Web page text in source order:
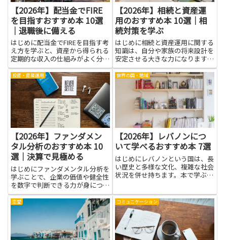
【2026年】配当金でFIRE
を目指すおすすめ本 10選
｜退職後に備える
はじめに配当金でFIREを目指す考
え方を学ぶと、資産から得られる
定期的な収入の仕組みがよく分か
るようになります。配当金という
収入源を理解することで、どれだ
けの資産があれば生活費を賄える
か、税金やインフレの影響をどう
織り込むかといった現実的な...
【2026年】相続と資産運
用のおすすめ本 10選｜相
続対策を学ぶ
はじめに相続と資産運用に関する
知識は、自分や家族の将来設計を
安定させる大きな力になります。
法律や税の基本、手続きの流れを
理解することで、想定外のトラブ
ルや無駄な費用を避けやすくな
り、資産を次の世代へ円滑に引き
継ぐための判断がしやすくなりま
投資・資産運用
【2026年】ファンダメン
タル分析のおすすめ本 10
選｜決算で見極める
はじめにファンダメンタル分析を
学ぶことで、企業の価値や健全性
を数字で判断できる力が身につき
ます。決算書の読み方や主要指標
の意味を理解すれば、投資判断や
ビジネスの方向性を客観的に評価
でき、リスクの把握や管理に役立
ちます。本記事で紹介する本
は、...
世界の国・地域
【2026年】レバノンにつ
いて学べるおすすめ本 7選
はじめにレバノンという国は、長
い歴史と多様な文化、複雑な社会
状況を併せ持ちます。本で学ぶ
書だけではつかみにくい側面まで
理解が深まります。物語やルポル
タージュ、歴史書などジャンルご
と...
恋愛 コミュニケーション